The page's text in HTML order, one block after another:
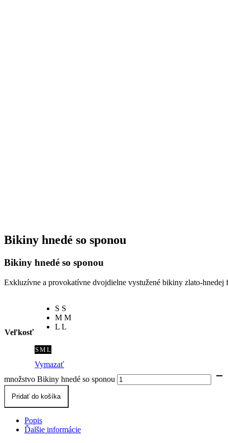
Bikiny hnedé so sponou
Bikiny hnedé so sponou
Exkluzívne a provokatívne dvojdielne vystužené bikiny zlato-
Veľkosť
S S
M M
L L
SM L
Vymazať
množstvo Bikiny hnedé so sponou
Pridať do košíka
Popis
Ďalšie informácie